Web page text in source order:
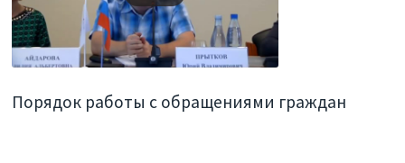
Порядок работы с обращениями граждан